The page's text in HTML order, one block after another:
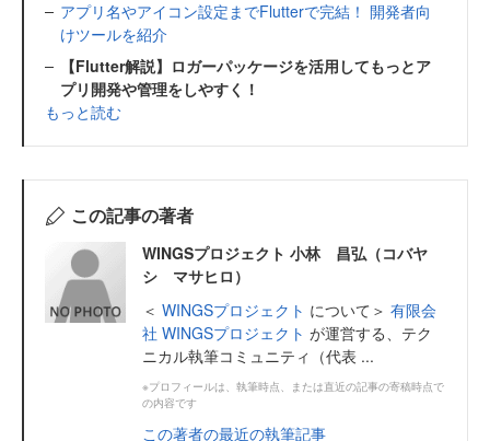
アプリ名やアイコン設定までFlutterで完結！ 開発者向
けツールを紹介
【Flutter解説】ロガーパッケージを活用してもっとア
プリ開発や管理をしやすく！
もっと読む
この記事の著者
WINGSプロジェクト 小林 昌弘（コバヤ
シ マサヒロ）
＜ WINGSプロジェクト について＞ 有限会
社 WINGSプロジェクト が運営する、テク
ニカル執筆コミュニティ（代表 ...
※プロフィールは、執筆時点、または直近の記事の寄稿時点で
の内容です
この著者の最近の執筆記事